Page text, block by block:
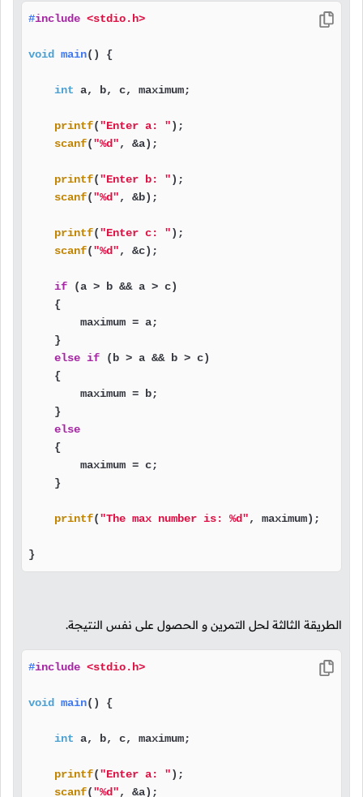
#include <stdio.h>
void main() {
int a, b, c, maximum;
printf("Enter a: ");
scanf("%d", &a);
printf("Enter b: ");
scanf("%d", &b);
printf("Enter c: ");
scanf("%d", &c);
if (a > b && a > c)
    {
        maximum = a;
    }
else if (b > a && b > c)
    {
        maximum = b;
    }
else
    {
        maximum = c;
    }
printf("The max number is: %d", maximum);
}
الطريقة الثالثة لحل التمرين و الحصول على نفس النتيجة.
#include <stdio.h>
void main() {
int a, b, c, maximum;
printf("Enter a: ");
scanf("%d", &a);